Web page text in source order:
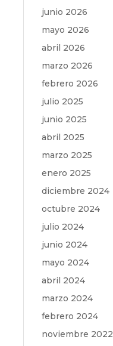
junio 2026
mayo 2026
abril 2026
marzo 2026
febrero 2026
julio 2025
junio 2025
abril 2025
marzo 2025
enero 2025
diciembre 2024
octubre 2024
julio 2024
junio 2024
mayo 2024
abril 2024
marzo 2024
febrero 2024
noviembre 2022